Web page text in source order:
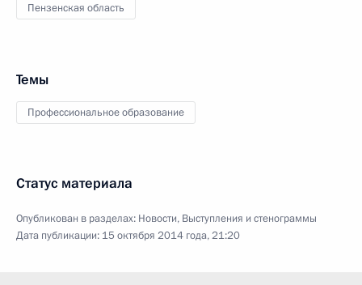
Пензенская область
Темы
Профессиональное образование
Статус материала
Опубликован в разделах: Новости, Выступления и стенограммы
Дата публикации: 15 октября 2014 года, 21:20